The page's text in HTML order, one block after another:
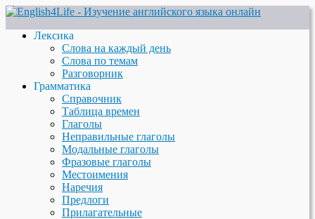
Лексика
Слова на каждый день
Слова по темам
Разговорник
Грамматика
Справочник
Таблица времен
Глаголы
Неправильные глаголы
Модальные глаголы
Фразовые глаголы
Местоимения
Наречия
Предлоги
Прилагательные